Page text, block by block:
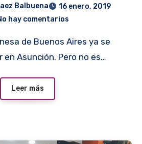
Balbuena
16 enero, 2019
hay comentarios
en Asunción. Pero no es…
Leer más